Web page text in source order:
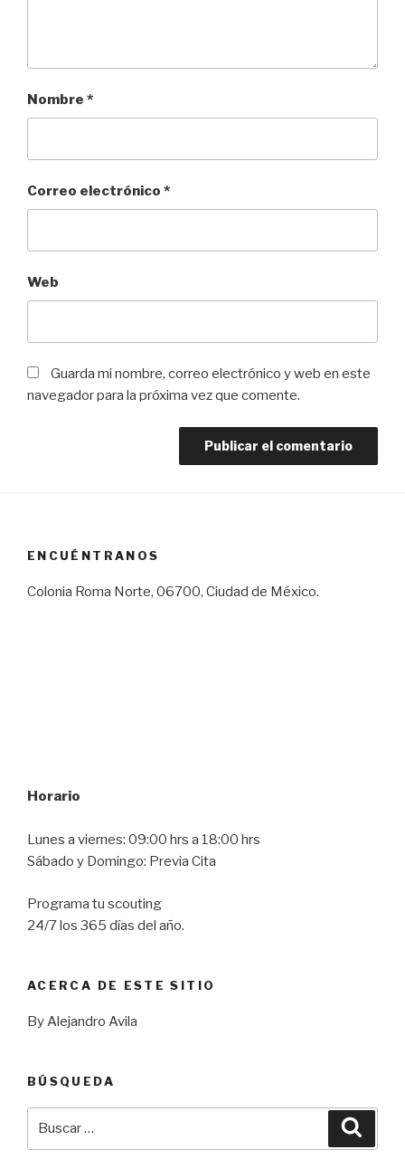
Nombre *
Correo electrónico *
Web
Guarda mi nombre, correo electrónico y web en este
navegador para la próxima vez que comente.
ENCUÉNTRANOS
Colonia Roma Norte, 06700, Ciudad de México.
Horario
Lunes a viernes: 09:00 hrs a 18:00 hrs
Sábado y Domingo: Previa Cita
Programa tu scouting
24/7 los 365 días del año.
ACERCA DE ESTE SITIO
By Alejandro Avila
BÚSQUEDA